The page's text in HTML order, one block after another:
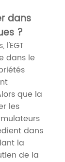
dans
?
dans le
que la
les
dans
la
de la